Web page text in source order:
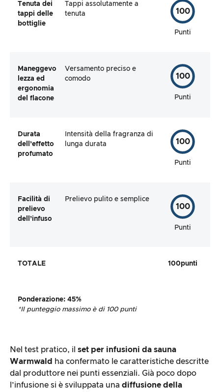
Tenuta dei
tappi delle
bottiglie
Tappi assolutamente a
tenuta
100
Punti
Maneggevo
lezza ed
ergonomia
del flacone
Versamento preciso e
comodo
100
Punti
Durata
dell’effetto
profumato
Intensità della fragranza di
lunga durata
100
Punti
Facilità di
prelievo
dell’infuso
Prelievo pulito e semplice
100
Punti
TOTALE 100punti
Ponderazione: 45%
*Il punteggio massimo è di 100 punti
Nel test pratico, il set per infusioni da sauna
Warmwald ha confermato le caratteristiche descritte
dal produttore nei punti essenziali. Già poco dopo
l’infusione si è sviluppata una diffusione della